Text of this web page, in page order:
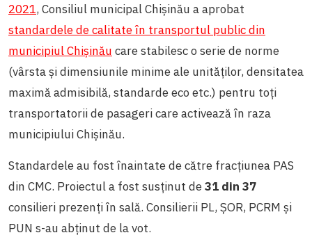
2021, Consiliul municipal Chișinău a aprobat
standardele de calitate în transportul public din
municipiul Chișinău care stabilesc o serie de norme
(vârsta și dimensiunile minime ale unităților, densitatea
maximă admisibilă, standarde eco etc.) pentru toți
transportatorii de pasageri care activează în raza
municipiului Chișinău.
Standardele au fost înaintate de către fracțiunea PAS
din CMC. Proiectul a fost susținut de31 din 37
consilieri prezenți în sală. Consilierii PL, ȘOR, PCRM și
PUN s-au abținut de la vot.